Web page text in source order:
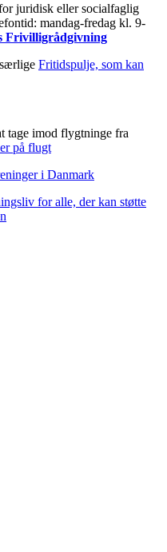
juridisk eller socialfaglig
mandag-fredag kl. 9-
Frivilligrådgivning
Fritidspulje, som kan
tage imod flygtninge fra
på flugt
i Danmark
for alle, der kan støtte